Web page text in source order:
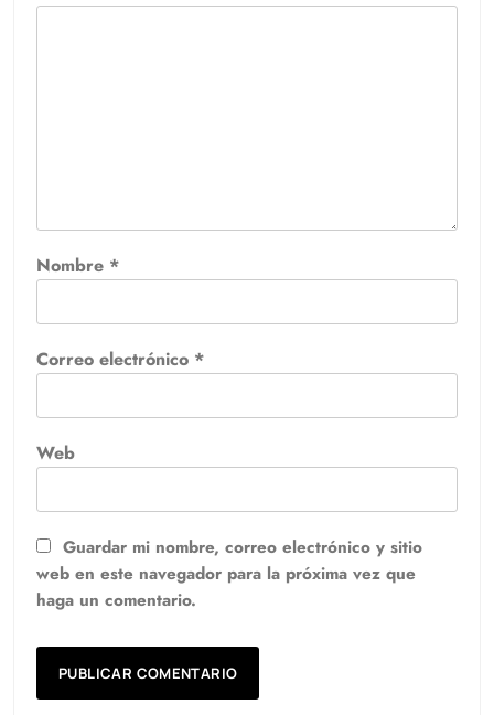
Nombre *
Correo electrónico *
Web
Guardar mi nombre, correo electrónico y sitio
web en este navegador para la próxima vez que
haga un comentario.